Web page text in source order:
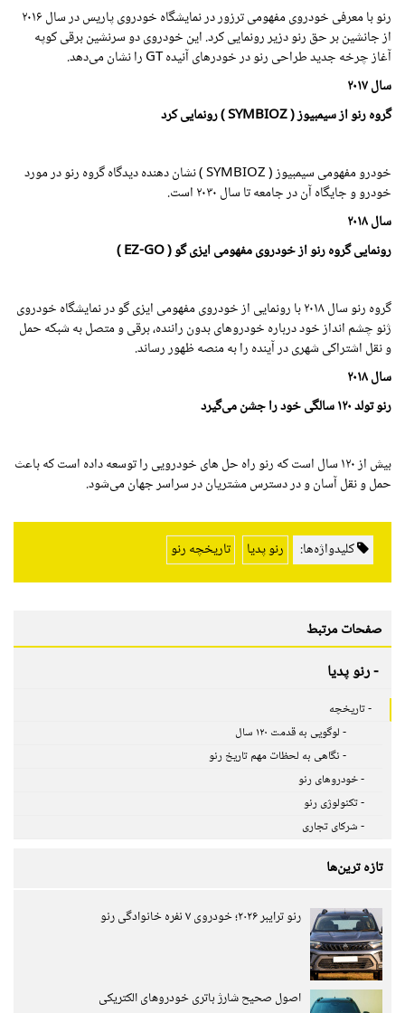
رنو با معرفی خودروی مفهومی ترزور در نمایشگاه خودروی پاریس در سال۲۰۱۶
از جانشین بر حق رنو دزیر رونمایی کرد. این خودروی دو سرنشین برقی کوپه
آغاز چرخه جدید طراحی رنو در خودرهای آنیده GT را نشان می‌دهد.
سال۲۰۱۷
گروه رنو از سیمبیوز ( SYMBIOZ ) رونمایی کرد
خودرو مفهومی سیمبیوز ( SYMBIOZ ) نشان دهنده دیدگاه گروه رنو در مورد
خودرو و جایگاه آن در جامعه تا سال۲۰۳۰است.
سال۲۰۱۸
رونمایی گروه رنو از خودروی مفهومیایزی گو ( EZ-GO )
گروه رنو سال۲۰۱۸با رونمایی از خودروی مفهومی ایزی گو در نمایشگاه خودروی
ژنو چشم انداز خود درباره خودروهای بدون راننده، برقی و متصل به شبکه حمل
و نقل اشتراکی شهری در آینده را به منصه ظهور رساند.
سال۲۰۱۸
رنو تولد ۱۲۰ سالگی خود را جشن می‌گیرد
بیش از ۱۲۰ سال است که رنو راه حل های خودرویی را توسعه داده است که باعث
حمل و نقل آسان و در دسترس مشتریان در سراسر جهان می‌شود.
کلیدواژه‌ها: رنو پدیا تاریخچه رنو
صفحات مرتبط
- رنو پدیا
- تاریخچه
- لوگویی به قدمت ۱۲۰ سال
- نگاهی به لحظات مهم تاریخ رنو
- خودروهای رنو
- تکنولوژی رنو
- شرکای تجاری
تازه ترین‌ها
رنو ترایبر ۲۰۲۶؛ خودروی ۷ نفره خانوادگی رنو
اصول صحیح شارژ باتری خودروهای الکتریکی